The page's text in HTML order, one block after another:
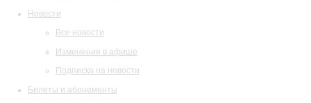
Новости
Все новости
Изменения в афише
Подписка на новости
Билеты и абонементы